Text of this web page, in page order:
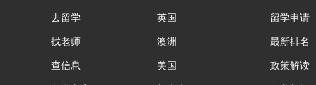
去留学
找老师
查信息
英国
澳洲
美国
留学申请
最新排名
政策解读